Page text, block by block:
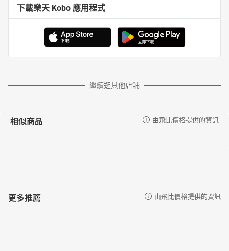
下載樂天 Kobo 應用程式
繼續逛其他店舖
相似商品 由飛比價格提供的資訊
更多推薦 由飛比價格提供的資訊